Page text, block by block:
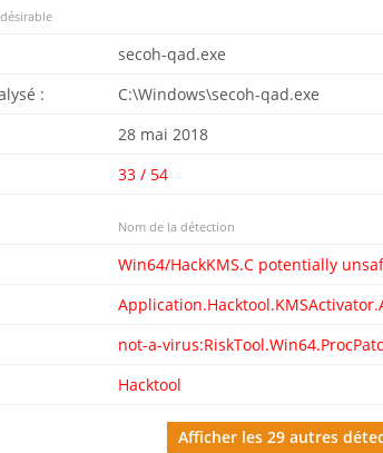
secoh-qad.exe
:
C:\Windows\secoh-qad.exe
28 mai 2018
33 / 54
Nom de la détection
Win64/HackKMS.C potentially
not-a-
Hacktool
Afficher les 29 autres